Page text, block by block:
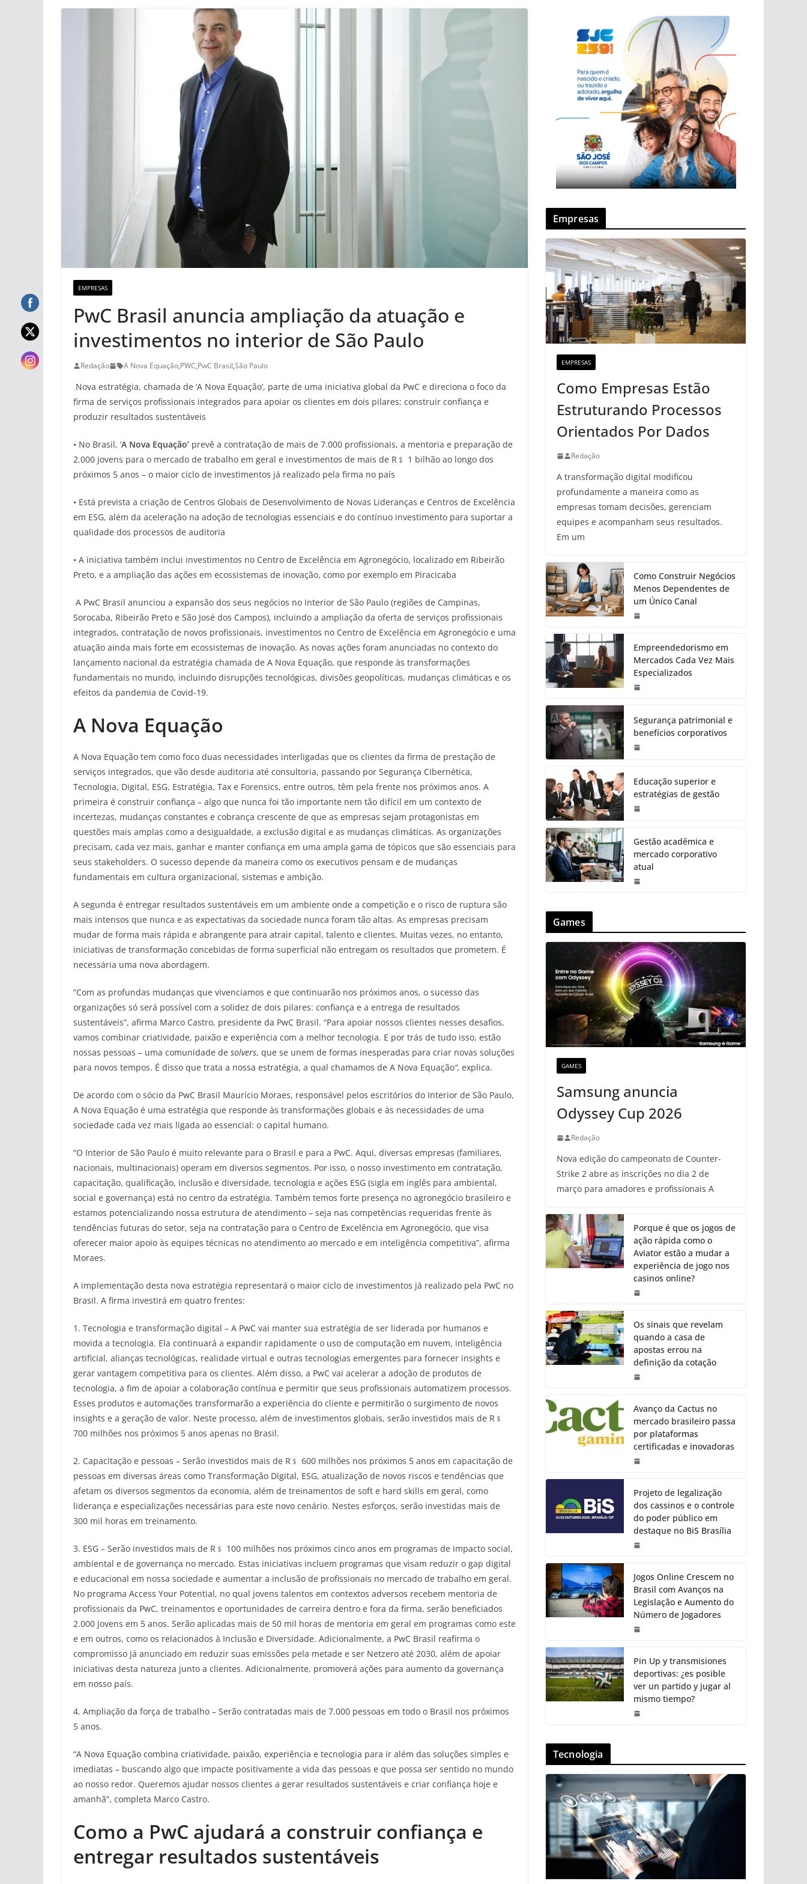
EMPRESAS
PwC Brasil anuncia ampliação da atuação e
investimentos no interior de São Paulo
Redação A Nova Equação,PWC,PwC Brasil,São Paulo
Nova estratégia, chamada de ‘A Nova Equação’, parte de uma iniciativa global da PwC e direciona o foco da
firma de serviços profissionais integrados para apoiar os clientes em dois pilares: construir confiança e
produzir resultados sustentáveis
• No Brasil, ‘A Nova Equação’ prevê a contratação de mais de 7.000 profissionais, a mentoria e preparação de
2.000 jovens para o mercado de trabalho em geral e investimentos de mais de R﹩ 1 bilhão ao longo dos
próximos 5 anos – o maior ciclo de investimentos já realizado pela firma no país
• Está prevista a criação de Centros Globais de Desenvolvimento de Novas Lideranças e Centros de Excelência
em ESG, além da aceleração na adoção de tecnologias essenciais e do contínuo investimento para suportar a
qualidade dos processos de auditoria
• A iniciativa também inclui investimentos no Centro de Excelência em Agronegócio, localizado em Ribeirão
Preto, e a ampliação das ações em ecossistemas de inovação, como por exemplo em Piracicaba
A PwC Brasil anunciou a expansão dos seus negócios no Interior de São Paulo (regiões de Campinas,
Sorocaba, Ribeirão Preto e São José dos Campos), incluindo a ampliação da oferta de serviços profissionais
integrados, contratação de novos profissionais, investimentos no Centro de Excelência em Agronegócio e uma
atuação ainda mais forte em ecossistemas de inovação. As novas ações foram anunciadas no contexto do
lançamento nacional da estratégia chamada de A Nova Equação, que responde às transformações
fundamentais no mundo, incluindo disrupções tecnológicas, divisões geopolíticas, mudanças climáticas e os
efeitos da pandemia de Covid-19.
A Nova Equação
A Nova Equação tem como foco duas necessidades interligadas que os clientes da firma de prestação de
serviços integrados, que vão desde auditoria até consultoria, passando por Segurança Cibernética,
Tecnologia, Digital, ESG, Estratégia, Tax e Forensics, entre outros, têm pela frente nos próximos anos. A
primeira é construir confiança – algo que nunca foi tão importante nem tão difícil em um contexto de
incertezas, mudanças constantes e cobrança crescente de que as empresas sejam protagonistas em
questões mais amplas como a desigualdade, a exclusão digital e as mudanças climáticas. As organizações
precisam, cada vez mais, ganhar e manter confiança em uma ampla gama de tópicos que são essenciais para
seus stakeholders. O sucesso depende da maneira como os executivos pensam e de mudanças
fundamentais em cultura organizacional, sistemas e ambição.
A segunda é entregar resultados sustentáveis ​​em um ambiente onde a competição e o risco de ruptura são
mais intensos que nunca e as expectativas da sociedade nunca foram tão altas. As empresas precisam
mudar de forma mais rápida e abrangente para atrair capital, talento e clientes. Muitas vezes, no entanto,
iniciativas de transformação concebidas de forma superficial não entregam os resultados que prometem. É
necessária uma nova abordagem.
“Com as profundas mudanças que vivenciamos e que continuarão nos próximos anos, o sucesso das
organizações só será possível com a solidez de dois pilares: confiança e a entrega de resultados
sustentáveis”, afirma Marco Castro, presidente da PwC Brasil. “Para apoiar nossos clientes nesses desafios,
vamos combinar criatividade, paixão e experiência com a melhor tecnologia. E por trás de tudo isso, estão
nossas pessoas – uma comunidade de solvers, que se unem de formas inesperadas para criar novas soluções
para novos tempos. É disso que trata a nossa estratégia, a qual chamamos de A Nova Equação“, explica.
De acordo com o sócio da PwC Brasil Maurício Moraes, responsável pelos escritórios do Interior de São Paulo,
A Nova Equação é uma estratégia que responde às transformações globais e às necessidades de uma
sociedade cada vez mais ligada ao essencial: o capital humano.
“O Interior de São Paulo é muito relevante para o Brasil e para a PwC. Aqui, diversas empresas (familiares,
nacionais, multinacionais) operam em diversos segmentos. Por isso, o nosso investimento em contratação,
capacitação, qualificação, inclusão e diversidade, tecnologia e ações ESG (sigla em inglês para ambiental,
social e governança) está no centro da estratégia. Também temos forte presença no agronegócio brasileiro e
estamos potencializando nossa estrutura de atendimento – seja nas competências requeridas frente às
tendências futuras do setor, seja na contratação para o Centro de Excelência em Agronegócio, que visa
oferecer maior apoio às equipes técnicas no atendimento ao mercado e em inteligência competitiva”, afirma
Moraes.
A implementação desta nova estratégia representará o maior ciclo de investimentos já realizado pela PwC no
Brasil. A firma investirá em quatro frentes:
1. Tecnologia e transformação digital – A PwC vai manter sua estratégia de ser liderada por humanos e
movida a tecnologia. Ela continuará a expandir rapidamente o uso de computação em nuvem, inteligência
artificial, alianças tecnológicas, realidade virtual e outras tecnologias emergentes para fornecer insights e
gerar vantagem competitiva para os clientes. Além disso, a PwC vai acelerar a adoção de produtos de
tecnologia, a fim de apoiar a colaboração contínua e permitir que seus profissionais automatizem processos.
Esses produtos e automações transformarão a experiência do cliente e permitirão o surgimento de novos
insights e a geração de valor. Neste processo, além de investimentos globais, serão investidos mais de R﹩
700 milhões nos próximos 5 anos apenas no Brasil.
2. Capacitação e pessoas – Serão investidos mais de R﹩ 600 milhões nos próximos 5 anos em capacitação de
pessoas em diversas áreas como Transformação Digital, ESG, atualização de novos riscos e tendências que
afetam os diversos segmentos da economia, além de treinamentos de soft e hard skills em geral, como
liderança e especializações necessárias para este novo cenário. Nestes esforços, serão investidas mais de
300 mil horas em treinamento.
3. ESG – Serão investidos mais de R﹩ 100 milhões nos próximos cinco anos em programas de impacto social,
ambiental e de governança no mercado. Estas iniciativas incluem programas que visam reduzir o gap digital
e educacional em nossa sociedade e aumentar a inclusão de profissionais no mercado de trabalho em geral.
No programa Access Your Potential, no qual jovens talentos em contextos adversos recebem mentoria de
profissionais da PwC, treinamentos e oportunidades de carreira dentro e fora da firma, serão beneficiados
2.000 jovens em 5 anos. Serão aplicadas mais de 50 mil horas de mentoria em geral em programas como este
e em outros, como os relacionados à Inclusão e Diversidade. Adicionalmente, a PwC Brasil reafirma o
compromisso já anunciado em reduzir suas emissões pela metade e ser Netzero até 2030, além de apoiar
iniciativas desta natureza junto a clientes. Adicionalmente, promoverá ações para aumento da governança
em nosso país.
4. Ampliação da força de trabalho – Serão contratadas mais de 7.000 pessoas em todo o Brasil nos próximos
5 anos.
“A Nova Equação combina criatividade, paixão, experiência e tecnologia para ir além das soluções simples e
imediatas – buscando algo que impacte positivamente a vida das pessoas e que possa ser sentido no mundo
ao nosso redor. Queremos ajudar nossos clientes a gerar resultados sustentáveis e criar confiança hoje e
amanhã”, completa Marco Castro.
Como a PwC ajudará a construir confiança e
entregar resultados sustentáveis
Empresas
EMPRESAS
Como Empresas Estão
Estruturando Processos
Orientados Por Dados
Redação
A transformação digital modificou
profundamente a maneira como as
empresas tomam decisões, gerenciam
equipes e acompanham seus resultados.
Em um
Como Construir Negócios
Menos Dependentes de
um Único Canal
Empreendedorismo em
Mercados Cada Vez Mais
Especializados
Segurança patrimonial e
benefícios corporativos
Educação superior e
estratégias de gestão
Gestão acadêmica e
mercado corporativo
atual
Games
GAMES
Samsung anuncia
Odyssey Cup 2026
Redação
Nova edição do campeonato de Counter-
Strike 2 abre as inscrições no dia 2 de
março para amadores e profissionais A
Porque é que os jogos de
ação rápida como o
Aviator estão a mudar a
experiência de jogo nos
casinos online?
Os sinais que revelam
quando a casa de
apostas errou na
definição da cotação
Avanço da Cactus no
mercado brasileiro passa
por plataformas
certificadas e inovadoras
Projeto de legalização
dos cassinos e o controle
do poder público em
destaque no BiS Brasília
Jogos Online Crescem no
Brasil com Avanços na
Legislação e Aumento do
Número de Jogadores
Pin Up y transmisiones
deportivas: ¿es posible
ver un partido y jugar al
mismo tiempo?
Tecnologia